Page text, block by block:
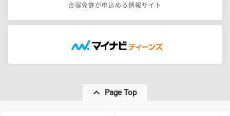
合宿免許が申込める情報サイト
Page Top